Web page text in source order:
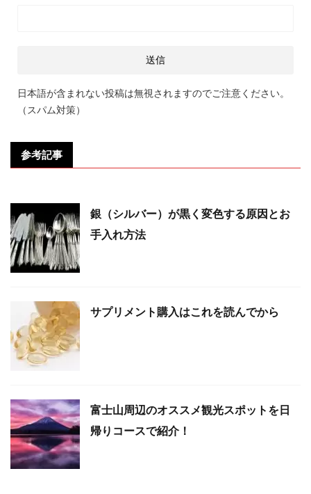
日本語が含まれない投稿は無視されますのでご注意ください。
（スパム対策）
参考記事
銀（シルバー）が黒く変色する原因とお
手入れ方法
サプリメント購入はこれを読んでから
富士山周辺のオススメ観光スポットを日
帰りコースで紹介！